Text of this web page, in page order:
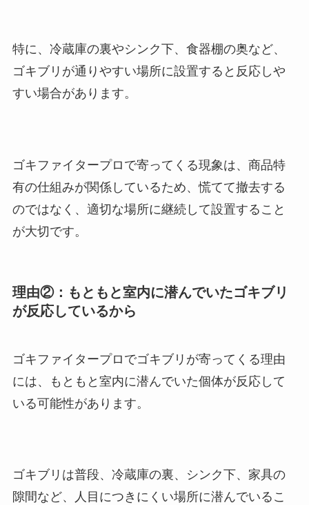
特に、冷蔵庫の裏やシンク下、食器棚の奥など、
ゴキブリが通りやすい場所に設置すると反応しや
すい場合があります。
ゴキファイタープロで寄ってくる現象は、商品特
有の仕組みが関係しているため、慌てて撤去する
のではなく、適切な場所に継続して設置すること
が大切です。
理由②：もともと室内に潜んでいたゴキブリ
が反応しているから
ゴキファイタープロでゴキブリが寄ってくる理由
には、もともと室内に潜んでいた個体が反応して
いる可能性があります。
ゴキブリは普段、冷蔵庫の裏、シンク下、家具の
隙間など、人目につきにくい場所に潜んでいるこ